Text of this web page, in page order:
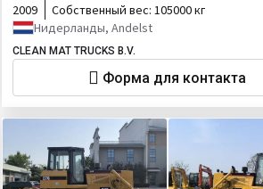
2009 Собственный вес: 105000 кг
Нидерланды, Andelst
CLEAN MAT TRUCKS B.V.
Форма для контакта